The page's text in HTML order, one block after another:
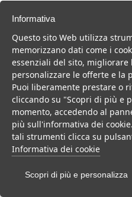
Trova la soluzione
Noi di belsalento.it abbiamo
migliori servizi, le migliori
Villaggi
Informativa
Questo sito Web utilizza
memorizzano dati come i
essenziali del sito, migliorare
personalizzare le offerte e la
Puoi liberamente prestare o
cliccando su "Scopri di più e
momento, accedendo al
più sull'informativa dei
tali strumenti clicca su
Informativa dei cookie
Scopri di più e personalizza